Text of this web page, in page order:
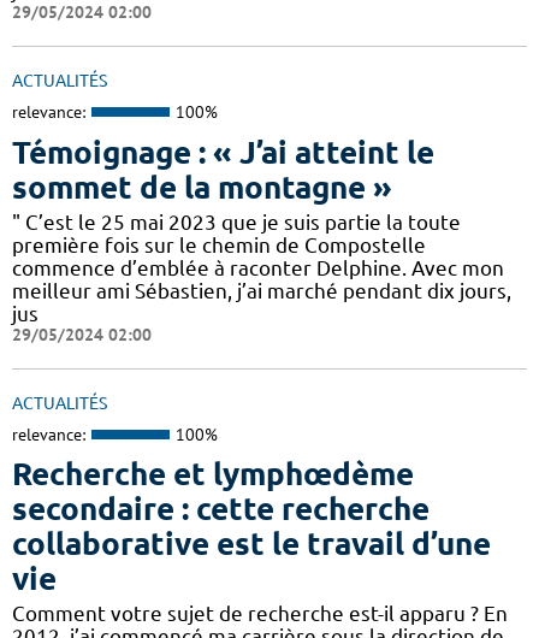
29/05/2024 02:00
ACTUALITÉS
relevance: 100%
Témoignage : « J’ai atteint le
sommet de la montagne »
" C’est le 25 mai 2023 que je suis partie la toute
première fois sur le chemin de Compostelle
commence d’emblée à raconter Delphine. Avec mon
meilleur ami Sébastien, j’ai marché pendant dix jours,
jus
29/05/2024 02:00
ACTUALITÉS
relevance: 100%
Recherche et lymphœdème
secondaire : cette recherche
collaborative est le travail d’une
vie
Comment votre sujet de recherche est-il apparu ? En